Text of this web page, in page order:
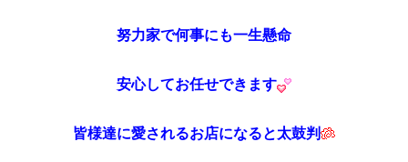
努力家で何事にも一生懸命
安心してお任せできます
皆様達に愛されるお店になると太鼓判